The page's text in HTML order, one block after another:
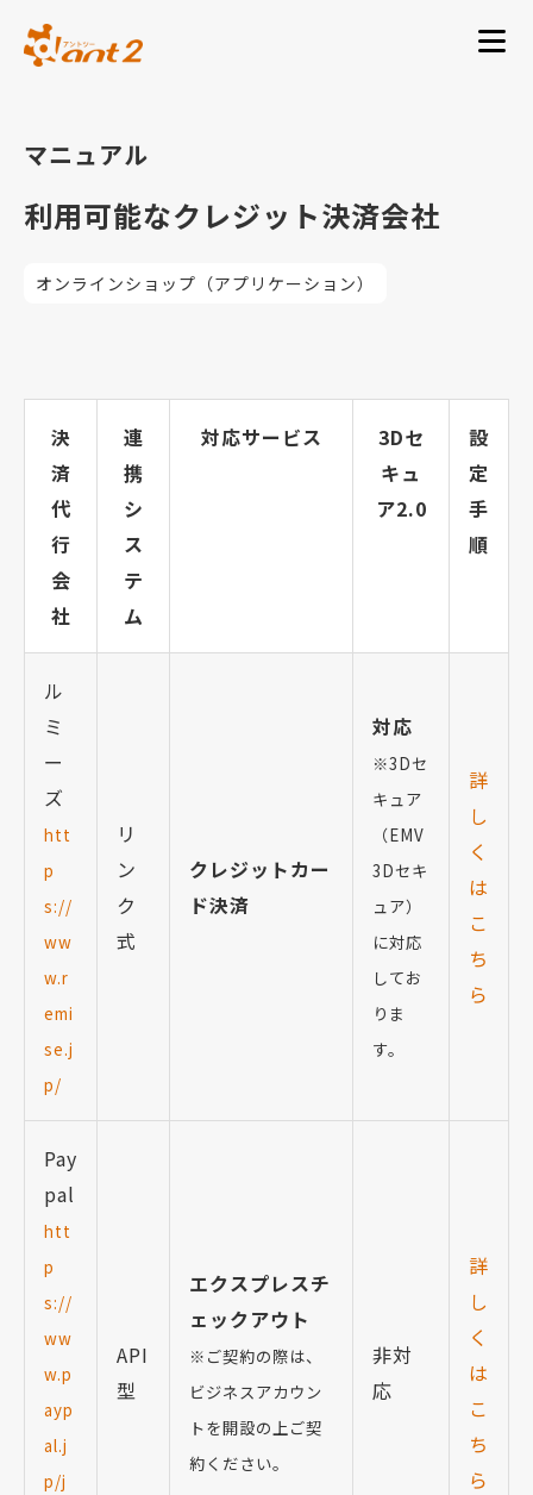
マニュアル
利用可能なクレジット決済会社
オンラインショップ（アプリケーション）
決
済
代
行
会
社
連
携
シ
ス
テ
ム
対応サービス
3Dセ
キュ
ア2.0
設
定
手
順
ル
ミ
ー
ズ
htt
p
s://
ww
w.r
emi
se.j
p/
リ
ン
ク
式
クレジットカー
ド決済
対応
※3Dセ
キュア
（EMV
3Dセキ
ュア）
に対応
してお
りま
す。
詳
し
く
は
こ
ち
ら
Pay
pal
htt
p
s://
ww
w.p
ayp
al.j
p/j
API
型
エクスプレスチ
ェックアウト
※ご契約の際は、
ビジネスアカウン
トを開設の上ご契
約ください。
非対
応
詳
し
く
は
こ
ち
ら